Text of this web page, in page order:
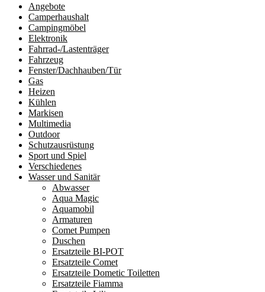
Angebote
Camperhaushalt
Campingmöbel
Elektronik
Fahrrad-/Lastenträger
Fahrzeug
Fenster/Dachhauben/Tür
Gas
Heizen
Kühlen
Markisen
Multimedia
Outdoor
Schutzausrüstung
Sport und Spiel
Verschiedenes
Wasser und Sanitär
Abwasser
Aqua Magic
Aquamobil
Armaturen
Comet Pumpen
Duschen
Ersatzteile BI-POT
Ersatzteile Comet
Ersatzteile Dometic Toiletten
Ersatzteile Fiamma